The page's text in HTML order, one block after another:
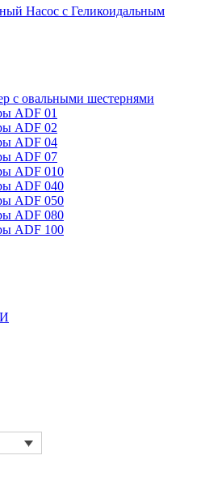
Насос с Геликоидальным
с овальными шестернями
ADF 01
ADF 02
ADF 04
ADF 07
ADF 010
ADF 040
ADF 050
ADF 080
ADF 100